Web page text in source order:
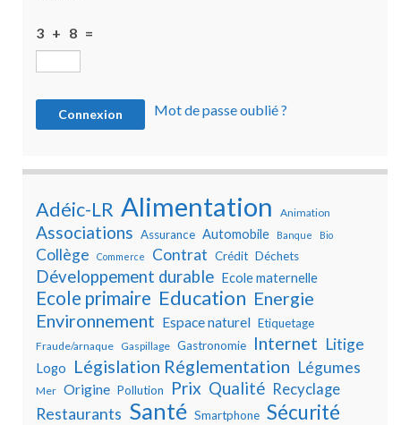
3 + 8 =
Mot de passe oublié ?
Adéic-LR Alimentation Animation
Associations Assurance Automobile Banque Bio
Collège Commerce Contrat Crédit Déchets
Développement durable Ecole maternelle
Ecole primaire Education Energie
Environnement Espace naturel Etiquetage
Fraude/arnaque Gaspillage Gastronomie Internet Litige
Logo Législation Réglementation Légumes
Mer Origine Pollution Prix Qualité Recyclage
Restaurants Santé Smartphone Sécurité